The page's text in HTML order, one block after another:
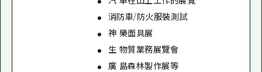
消防車/防火服裝測試
神 樂面具展
生 物質業務展覽會
廣 島森林製作展等